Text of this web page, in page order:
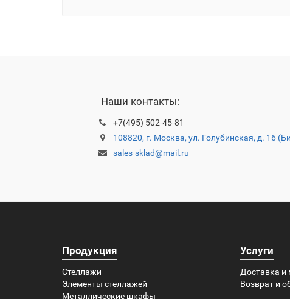
Наши контакты:
+7(495) 502-45-81
108820, г. Москва, ул. Голубинская, д. 16
sales-sklad@mail.ru
Продукция
Стеллажи
Элементы стеллажей
Металлические шкафы
Услуги
Доставка и
Возврат и